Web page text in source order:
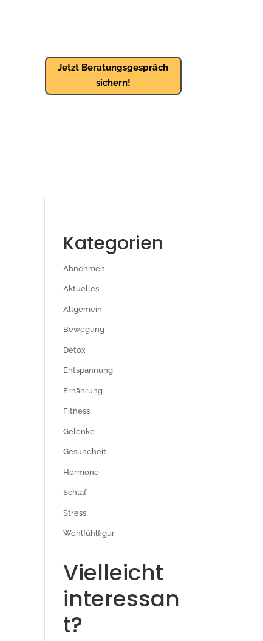
Jetzt Beratungsgespräch
sichern!
Kategorien
Abnehmen
Aktuelles
Allgemein
Bewegung
Detox
Entspannung
Ernährung
Fitness
Gelenke
Gesundheit
Hormone
Schlaf
Stress
Wohlfühlfigur
Vielleicht
interessan
t?